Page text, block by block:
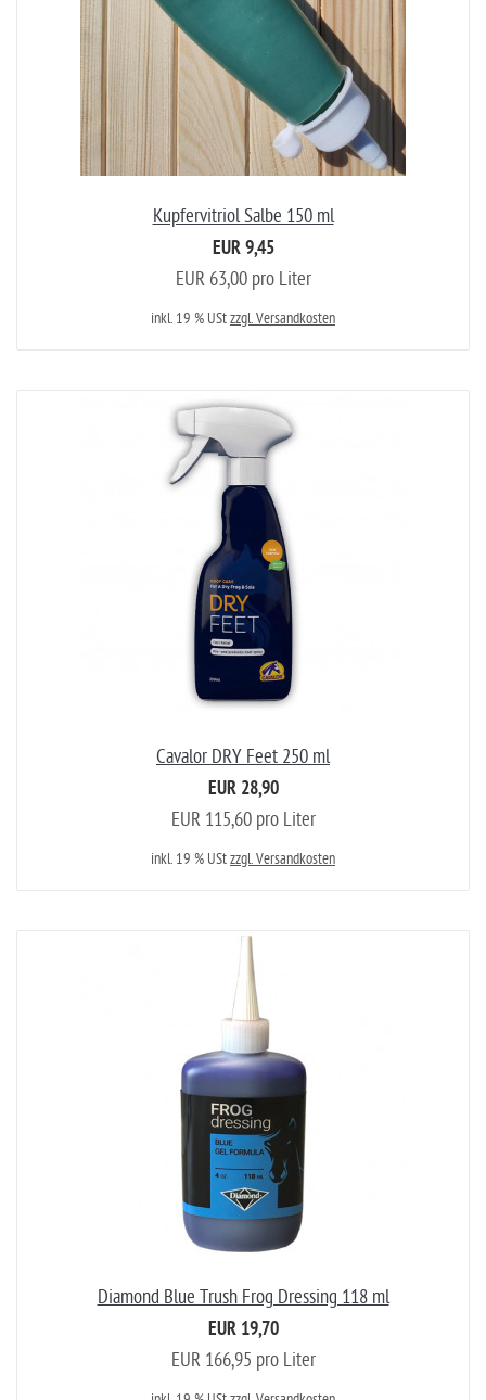
Kupfervitriol Salbe 150 ml
EUR 9,45
EUR 63,00 pro Liter
inkl. 19 % UStzzgl. Versandkosten
Cavalor DRY Feet 250 ml
EUR 28,90
EUR 115,60 pro Liter
inkl. 19 % UStzzgl. Versandkosten
Diamond Blue Trush Frog Dressing 118 ml
EUR 19,70
EUR 166,95 pro Liter